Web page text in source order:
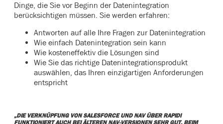
Dinge, die Sie vor Beginn der Datenintegration
berücksichtigen müssen. Sie werden erfahren:
Antworten auf alle Ihre Fragen zur Datenintegration
Wie einfach Datenintegration sein kann
Wie kosteneffektiv die Lösungen sind
Wie Sie das richtige Datenintegrationsprodukt
auswählen, das Ihren einzigartigen Anforderungen
entspricht
„DIE VERKNÜPFUNG VON SALESFORCE UND NAV ÜBER RAPIDI
FUNKTIONIERT AUCH BEIÄLTEREN NAV-VERSIONEN SEHR GUT. BEIM